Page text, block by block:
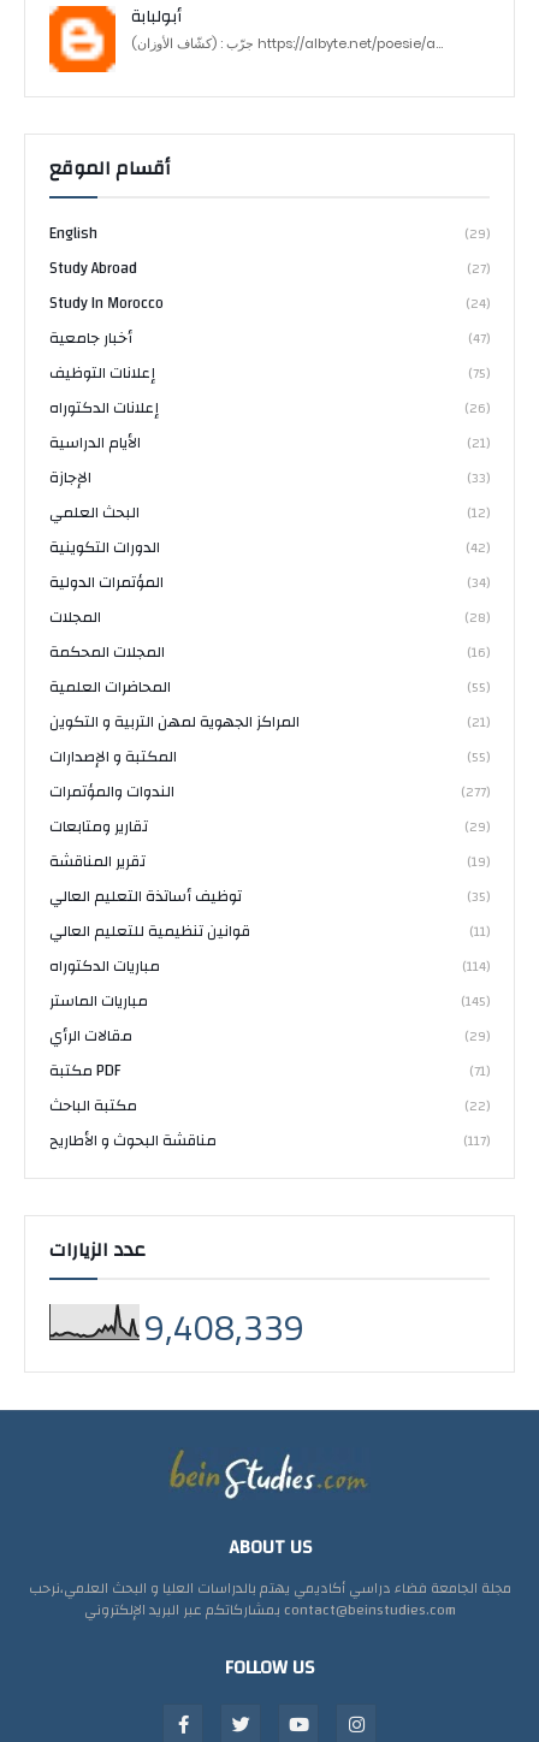
أبولبابة
جرّب : (كشّاف الأوزان) https://albyte.net/poesie/a...
أقسام الموقع
English (29)
Study Abroad (27)
Study In Morocco (24)
أخبار جامعية (47)
إعلانات التوظيف (75)
إعلانات الدكتوراه (26)
الأيام الدراسية (21)
الإجازة (33)
البحث العلمي (12)
الدورات التكوينية (42)
المؤتمرات الدولية (34)
المجلات (28)
المجلات المحكمة (16)
المحاضرات العلمية (55)
المراكز الجهوية لمهن التربية و التكوين (21)
المكتبة و الإصدارات (55)
الندوات والمؤتمرات (277)
تقارير ومتابعات (29)
تقرير المناقشة (19)
توظيف أساتذة التعليم العالي (35)
قوانين تنظيمية للتعليم العالي (11)
مباريات الدكتوراه (114)
مباريات الماستر (145)
مقالات الرأي (29)
مكتبة PDF (71)
مكتبة الباحث (22)
مناقشة البحوث و الأطاريح (117)
عدد الزيارات
9,408,339
ABOUT US
مجلة الجامعة فضاء دراسي أكاديمي يهتم بالدراسات العليا و البحث العلمي،نرحب
بمشاركاتكم عبر البريد الإلكتروني contact@beinstudies.com
FOLLOW US